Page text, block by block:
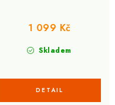
Skladem
1 099 Kč